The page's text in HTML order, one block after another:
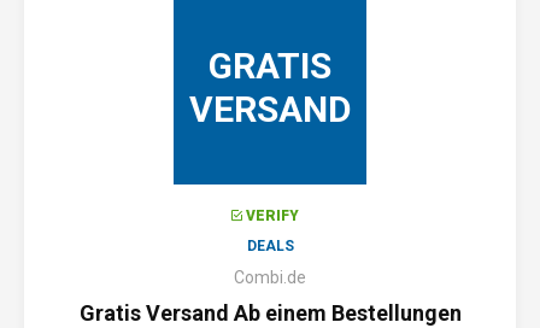
GRATIS
VERSAND
VERIFY
DEALS
Combi.de
Gratis Versand Ab einem Bestellungen